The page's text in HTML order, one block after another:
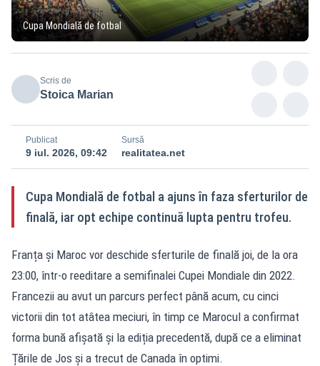
Cupa Mondială de fotbal
Scris de
Stoica Marian
Publicat
9 iul. 2026, 09:42
Sursă
realitatea.net
Cupa Mondială de fotbal a ajuns în faza sferturilor de
finală, iar opt echipe continuă lupta pentru trofeu.
Franța și Maroc vor deschide sferturile de finală joi, de la ora
23:00, într-o reeditare a semifinalei Cupei Mondiale din 2022.
Francezii au avut un parcurs perfect până acum, cu cinci
victorii din tot atâtea meciuri, în timp ce Marocul a confirmat
forma bună afișată și la ediția precedentă, după ce a eliminat
Țările de Jos și a trecut de Canada în optimi.